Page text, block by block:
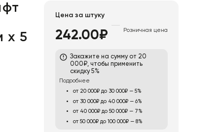
x 5
Цена за штуку
242.00₽ Розничная цена
Закажите на сумму от 20
000₽, чтобы применить
скидку 5%
Подробнее
от 20 000₽ до 30 000₽ — 5%
от 30 000₽ до 40 000₽ — 6%
от 40 000₽ до 50 000₽ — 7%
от 50 000₽ до 100 000₽ — 8%